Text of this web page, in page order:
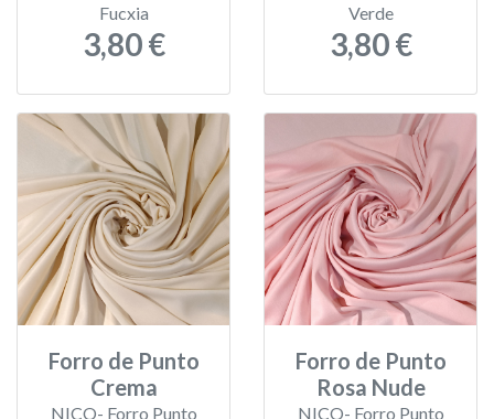
Fucxia
3,80 €
Verde
3,80 €
Forro de Punto
Crema
NICO- Forro Punto
Forro de Punto
Rosa Nude
NICO- Forro Punto